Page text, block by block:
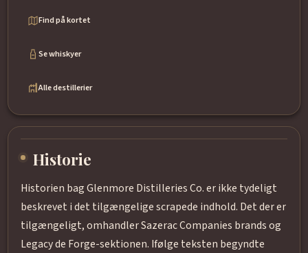
Find på kortet
Se whiskyer
Alle destillerier
Historie
Historien bag Glenmore Distilleries Co. er ikke tydeligt
beskrevet i det tilgængelige scrapede indhold. Det der er
tilgængeligt, omhandler Sazerac Companies brands og
Legacy de Forge-sektionen. Ifølge teksten begyndte